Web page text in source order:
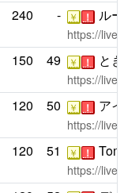
240 - ￥ ！ ル
https://
150 49 ￥ ！ と
https://
120 50 ￥ ！ ア
https://
120 51 ￥ ！
https://